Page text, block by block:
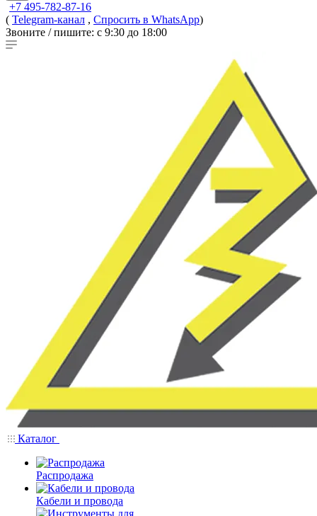
+7 495-782-87-16
( Telegram-канал , Спросить в WhatsApp)
Звоните / пишите: с 9:30 до 18:00
Каталог
Распродажа
Кабели и провода